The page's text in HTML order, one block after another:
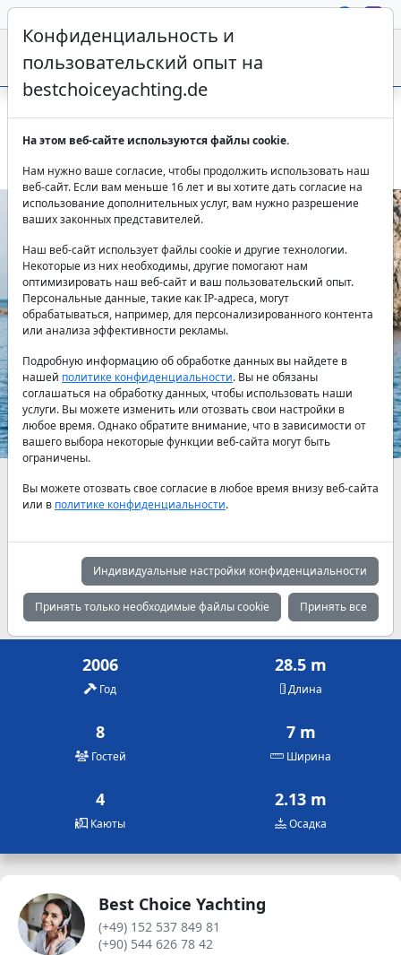
Моторная яхта Lady KC Ибица — чартер яхты Балеарское
Previous Next
Наличие и актуальные цены по договоренности
9,000 € 10,800 € 11,725 €
Август
11,725 €
Сентябрь
10,800 €
Октябрь
9,000 €
2006
Год
28.5 m
Длина
8
Гостей
7 m
Ширина
4
Каюты
2.13 m
Осадка
Best Choice Yachting
(+49) 152 537 849 81
(+90) 544 626 78 42
Конфиденциальность и
пользовательский опыт на
bestchoiceyachting.de
На этом веб-сайте используются файлы cookie.
Нам нужно ваше согласие, чтобы продолжить использовать наш
веб-сайт. Если вам меньше 16 лет и вы хотите дать согласие на
использование дополнительных услуг, вам нужно разрешение
ваших законных представителей.
Наш веб-сайт использует файлы cookie и другие технологии.
Некоторые из них необходимы, другие помогают нам
оптимизировать наш веб-сайт и ваш пользовательский опыт.
Персональные данные, такие как IP-адреса, могут
обрабатываться, например, для персонализированного контента
или анализа эффективности рекламы.
Подробную информацию об обработке данных вы найдете в
нашей политике конфиденциальности. Вы не обязаны
соглашаться на обработку данных, чтобы использовать наши
услуги. Вы можете изменить или отозвать свои настройки в
любое время. Однако обратите внимание, что в зависимости от
вашего выбора некоторые функции веб-сайта могут быть
ограничены.
Вы можете отозвать свое согласие в любое время внизу веб-сайта
или в политике конфиденциальности.
Индивидуальные настройки конфиденциальности
Принять только необходимые файлы cookie Принять все